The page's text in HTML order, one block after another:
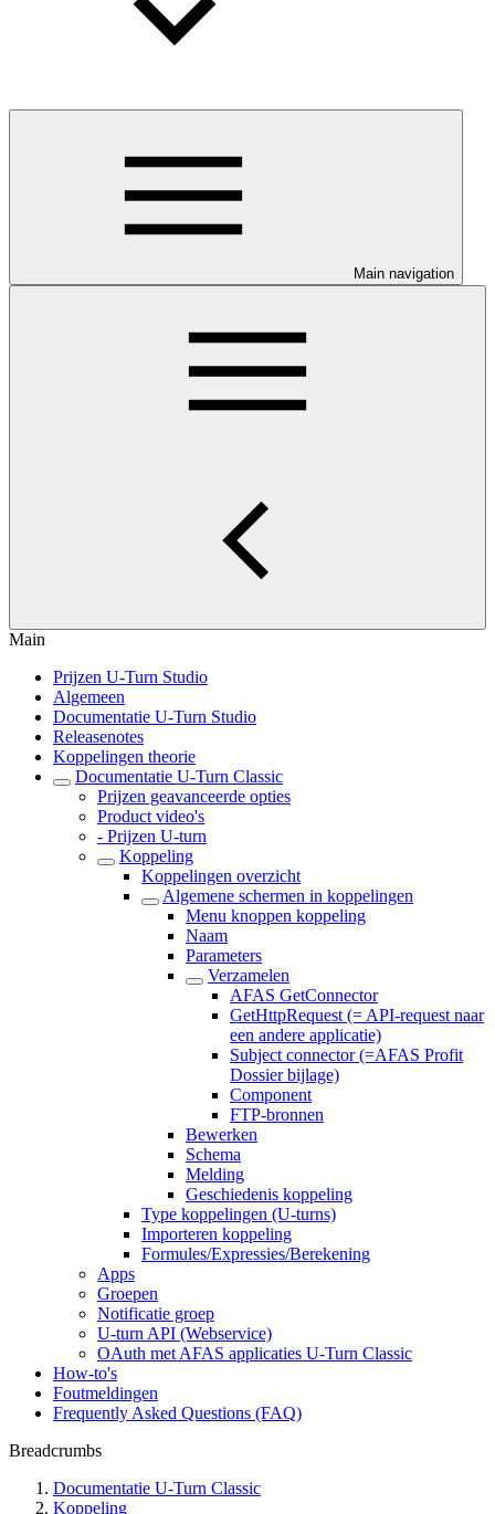
Main navigation
Main
Prijzen U-Turn Studio
Algemeen
Documentatie U-Turn Studio
Releasenotes
Koppelingen theorie
Documentatie U-Turn Classic
Prijzen geavanceerde opties
Product video's
- Prijzen U-turn
Koppeling
Koppelingen overzicht
Algemene schermen in koppelingen
Menu knoppen koppeling
Naam
Parameters
Verzamelen
AFAS GetConnector
GetHttpRequest (= API-request naar
een andere applicatie)
Subject connector (=AFAS Profit
Dossier bijlage)
Component
FTP-bronnen
Bewerken
Schema
Melding
Geschiedenis koppeling
Type koppelingen (U-turns)
Importeren koppeling
Formules/Expressies/Berekening
Apps
Groepen
Notificatie groep
U-turn API (Webservice)
OAuth met AFAS applicaties U-Turn Classic
How-to's
Foutmeldingen
Frequently Asked Questions (FAQ)
Breadcrumbs
Documentatie U-Turn Classic
Koppeling